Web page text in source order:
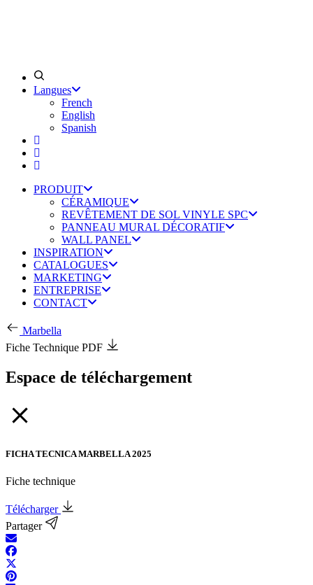
Langues
French
English
Spanish
PRODUIT
CÉRAMIQUE
REVÊTEMENT DE SOL VINYLE SPC
PANNEAU MURAL DÉCORATIF
WALL PANEL
INSPIRATION
CATALOGUES
MARKETING
ENTREPRISE
CONTACT
Marbella
Fiche Technique PDF
Espace de téléchargement
FICHA TECNICA MARBELLA 2025
Fiche technique
Télécharger
Partager